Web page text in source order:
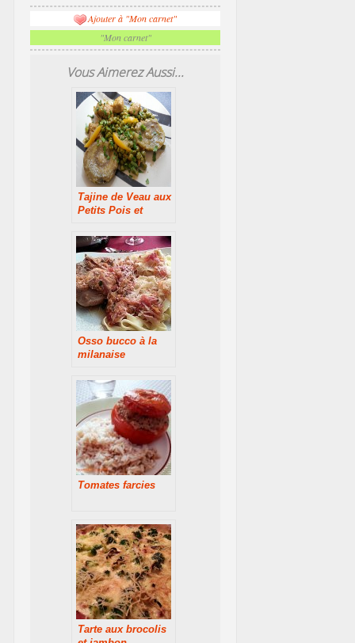
Ajouter à "Mon carnet"
"Mon carnet"
Vous Aimerez Aussi...
Tajine de Veau aux
Petits Pois et
Osso bucco à la
milanaise
Tomates farcies
Tarte aux brocolis